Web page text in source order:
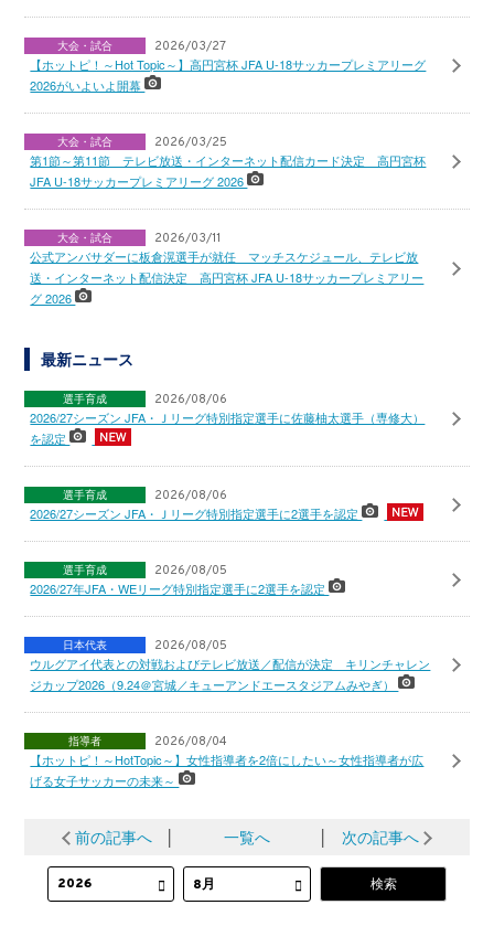
大会・試合 2026/03/27
【ホットピ！～Hot Topic～】高円宮杯 JFA U-18サッカープレミアリーグ
2026がいよいよ開幕
大会・試合 2026/03/25
第1節～第11節 テレビ放送・インターネット配信カード決定 高円宮杯
JFA U-18サッカープレミアリーグ 2026
大会・試合 2026/03/11
公式アンバサダーに板倉滉選手が就任 マッチスケジュール、テレビ放
送・インターネット配信決定 高円宮杯 JFA U-18サッカープレミアリー
グ 2026
最新ニュース
選手育成 2026/08/06
2026/27シーズン JFA・Ｊリーグ特別指定選手に佐藤柚太選手（専修大）
を認定
選手育成 2026/08/06
2026/27シーズン JFA・Ｊリーグ特別指定選手に2選手を認定
選手育成 2026/08/05
2026/27年JFA・WEリーグ特別指定選手に2選手を認定
日本代表 2026/08/05
ウルグアイ代表との対戦およびテレビ放送／配信が決定 キリンチャレン
ジカップ2026（9.24＠宮城／キューアンドエースタジアムみやぎ）
指導者 2026/08/04
【ホットピ！～HotTopic～】女性指導者を2倍にしたい～女性指導者が広
げる女子サッカーの未来～
前の記事へ 一覧へ 次の記事へ